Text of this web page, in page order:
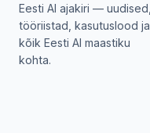
Eesti AI ajakiri — uudised,
tööriistad, kasutuslood ja
kõik Eesti AI maastiku
kohta.